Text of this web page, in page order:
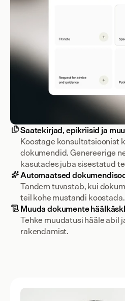
Saatekirjad, epikriisid ja muu
Koostage konsultatsioonist
dokumendid. Genereerige
kasutades juba sisestatud
Automaatsed
Tandem tuvastab, kui
teil kohe mustandi koostada.
Muuda dokumente
Tehke muudatusi hääle abil
rakendamist.